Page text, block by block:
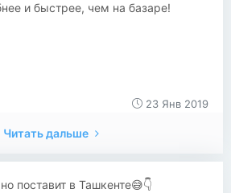
и быстрее, чем на базаре!
23 Янв 2019
Читать дальше
поставит в Ташкенте😅👇